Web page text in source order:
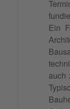
Ein
auch